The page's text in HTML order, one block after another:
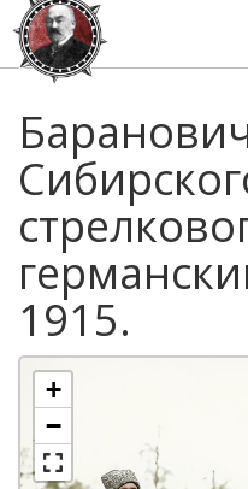
1915.
+
−